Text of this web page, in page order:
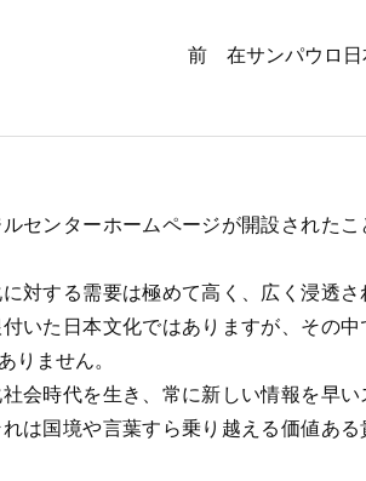
前 在サンパウロ日
センターホームページが開設されたこ
対する需要は極めて高く、広く浸透さ
いた日本文化ではありますが、その
りません。
会時代を生き、常に新しい情報を早い
は国境や言葉すら乗り越える価値あ